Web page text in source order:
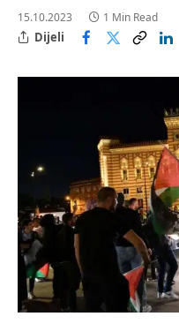
15.10.2023 1 Min Read
Dijeli